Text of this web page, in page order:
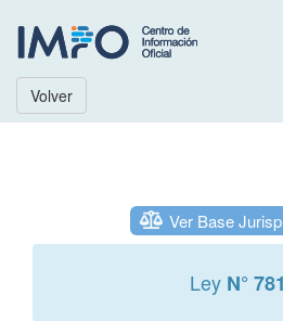
Volver
Ver Base
Ley N°